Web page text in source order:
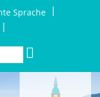
Sprache |
|